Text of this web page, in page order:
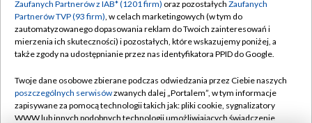
Centrum informacji TVP
Naziemna Telewizja Cyfrowa
Rada Programowa
System NOS
Polityka prywatności
Moje zgody
Pomoc
Kontakt
Zaufanych Partnerów z IAB* (1201 firm) oraz pozostałych Zaufanych
Partnerów TVP (93 firm), w celach marketingowych (w tym do
zautomatyzowanego dopasowania reklam do Twoich zainteresowań i
mierzenia ich skuteczności) i pozostałych, które wskazujemy poniżej, a
także zgody na udostępnianie przez nas identyfikatora PPID do Google.
Twoje dane osobowe zbierane podczas odwiedzania przez Ciebie naszych
poszczególnych serwisówzwanych dalej „Portalem”, w tym informacje
zapisywane za pomocą technologii takich jak: pliki cookie, sygnalizatory
WWW lub innych podobnych technologii umożliwiających świadczenie